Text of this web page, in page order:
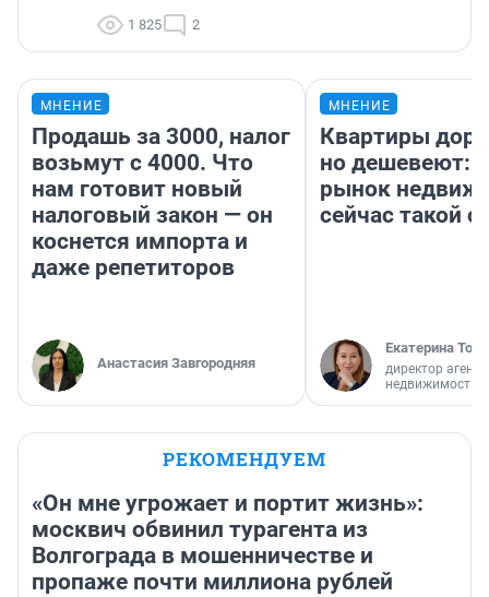
1 825 2
МНЕНИЕ
Продашь за 3000, налог
возьмут с 4000. Что
нам готовит новый
налоговый закон — он
коснется импорта и
даже репетиторов
Анастасия Завгородняя
МНЕНИЕ
Квартиры
но дешевеют:
рынок
сейчас такой
Екатерина
директор
недвижимости
РЕКОМЕНДУЕМ
«Он мне угрожает и портит жизнь»:
москвич обвинил турагента из
Волгограда в мошенничестве и
пропаже почти миллиона рублей